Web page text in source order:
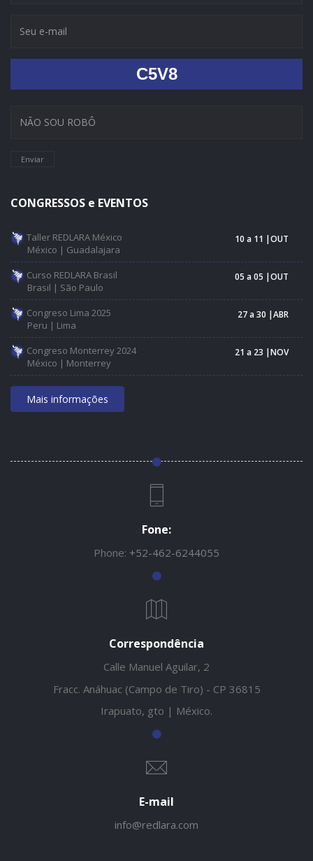
C5V8
Enviar
CONGRESSOS e EVENTOS
Taller REDLARA México
México | Guadalajara
10 a 11 |OUT
Curso REDLARA Brasil
Brasil | São Paulo
05 a 05 |OUT
Congreso Lima 2025
Peru | Lima
27 a 30 |ABR
Congreso Monterrey 2024
México | Monterrey
21 a 23 |NOV
Mais informações
Fone:
Phone: +52-462-6244055
Correspondência
Calle Manuel Aguilar, 2
Fracc. Anáhuac (Campo de Tiro) - CP 36815
Irapuato, gto | México.
E-mail
info@redlara.com